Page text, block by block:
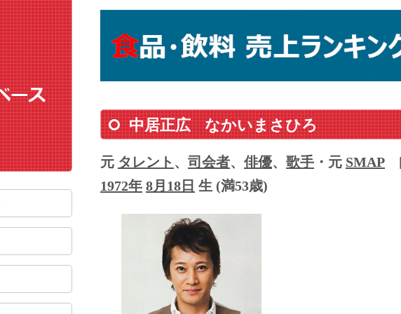
中居正広 なかいまさひろ
元 タレント 、 司会者、 俳優、 歌手 ・元 SMAP
1972年 8月18日 生 (満53歳)